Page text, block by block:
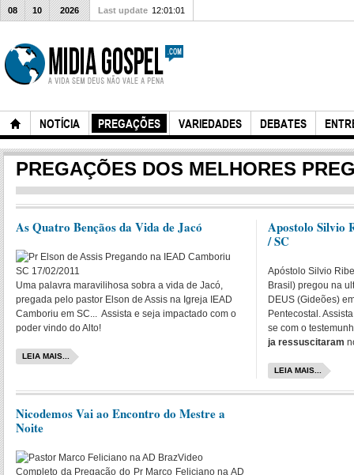
NOTÍCIA PREGAÇÕES VARIEDADES DEBATES
08 10 2026 Last update 12:01:01
PREGAÇÕES DOS MELHORES
As Quatro Bençãos da Vida de Jacó
Uma palavra maravilihosa sobra a vida de Jacó,
pregada pelo pastor Elson de Assis na Igreja IEAD
Camboriu em SC... Assista e seja impactado com o
poder vindo do Alto!
LEIA MAIS...
Apostolo Silvio
/ SC
Apóstolo Silvio
Brasil) pregou na
DEUS (Gideões)
Pentecostal.
se com o
ja ressuscitaram
LEIA MAIS...
Nicodemos Vai ao Encontro do Mestre a
Noite
Video
Completo da Pregação do Pr Marco Feliciano na AD